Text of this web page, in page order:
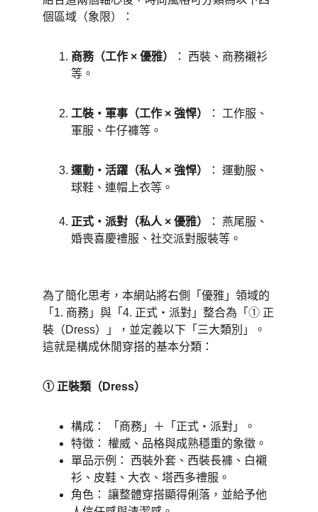
個區域（象限）：
商務（工作 × 優雅）
： 西裝、商務襯衫
等。
工裝・軍事（工作 × 強悍）
： 工作服、
軍服、牛仔褲等。
運動・活躍（私人 × 強悍）
： 運動服、
球鞋、連帽上衣等。
正式・派對（私人 × 優雅）
： 燕尾服、
婚喪喜慶禮服、社交派對服裝等。
為了簡化思考，本網站將右側「優雅」領域的
「1. 商務」與「4. 正式・派對」整合為「① 正
裝（Dress）」，並定義以下「三大類別」。
這就是構成休閒穿搭的基本分類：
① 正裝類（Dress）
構成： 「商務」＋「正式・派對」。
特徵： 權威、品格與成熟穩重的象徵。
單品示例： 西裝外套、西裝長褲、白襯
衫、皮鞋、大衣、塔西多禮服。
角色： 讓整體穿搭顯得俐落，並給予他